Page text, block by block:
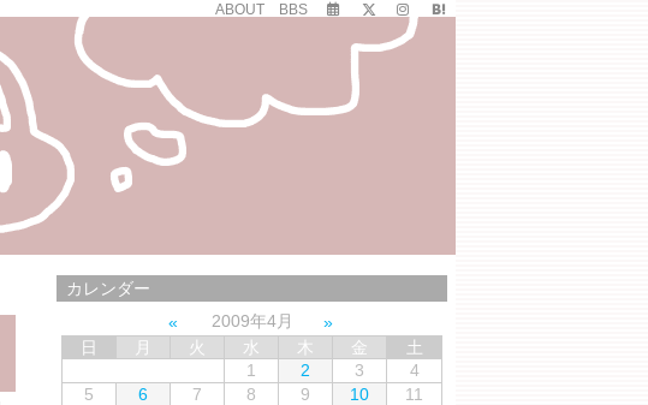
ABOUT BBS
カレンダー
2009年4月
日
月 火 水 木 金
土
1
2 3
4
5
6 7 8 9 10
11